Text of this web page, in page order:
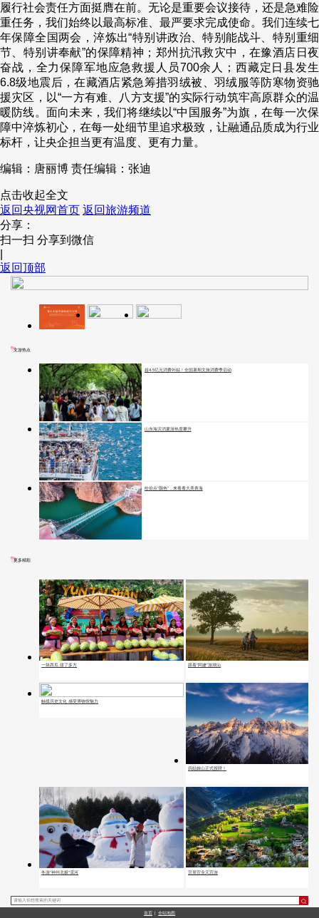
履行社会责任方面挺膺在前。无论是重要会议接待，还是急难险
重任务，我们始终以最高标准、最严要求完成使命。我们连续七
年保障全国两会，淬炼出“特别讲政治、特别能战斗、特别重细
节、特别讲奉献”的保障精神；郑州抗汛救灾中，在豫酒店日夜
奋战，全力保障军地应急救援人员700余人；西藏定日县发生
6.8级地震后，在藏酒店紧急筹措羽绒被、羽绒服等防寒物资驰
援灾区，以“一方有难、八方支援”的实际行动筑牢高原群众的温
暖防线。面向未来，我们将继续以“中国服务”为旗，在每一次保
障中淬炼初心，在每一处细节里追求极致，让融通品质成为行业
标杆，让央企担当更有温度、更有力量。
编辑：唐丽博 责任编辑：张迪
点击收起全文
返回央视网首页 返回旅游频道
分享：
扫一扫 分享到微信
返回顶部
文游热点
超4.5亿元消费补贴！全国暑期文旅消费季启动
山东海滨消夏游热度攀升
给你点“颜色”，来看看大美青海
更多精彩
一块西瓜 甜了多方 跟着“阿嬷”游潮汕
触摸历史文化 感受博物馆魅力
四姑娘山正式授牌！
冬游“神州北极”漠河 宜居宜业又宜游
首页 全站地图